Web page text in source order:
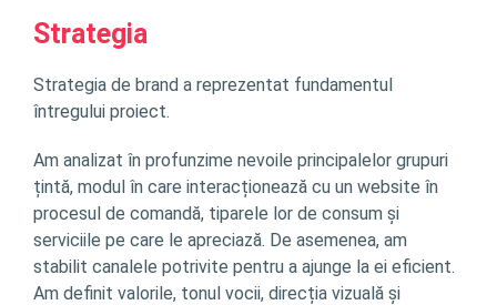
Strategia
Strategia de brand a reprezentat fundamentul
întregului proiect.
Am analizat în profunzime nevoile principalelor grupuri
țintă, modul în care interacționează cu un website în
procesul de comandă, tiparele lor de consum și
serviciile pe care le apreciază. De asemenea, am
stabilit canalele potrivite pentru a ajunge la ei eficient.
Am definit valorile, tonul vocii, direcția vizuală și